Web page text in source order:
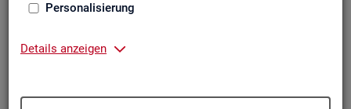
Personalisierung
Details anzeigen
Ab­gangs­ra­te er­werbs­fä­hi­ge Leis­
tungs­be­rech­tig­te
Leis­tungs­be­rech­tig­te